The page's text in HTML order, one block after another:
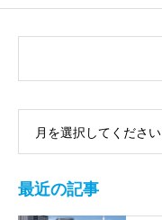
月を選択してください
最近の記事